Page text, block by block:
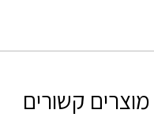
מוצרים קשורים